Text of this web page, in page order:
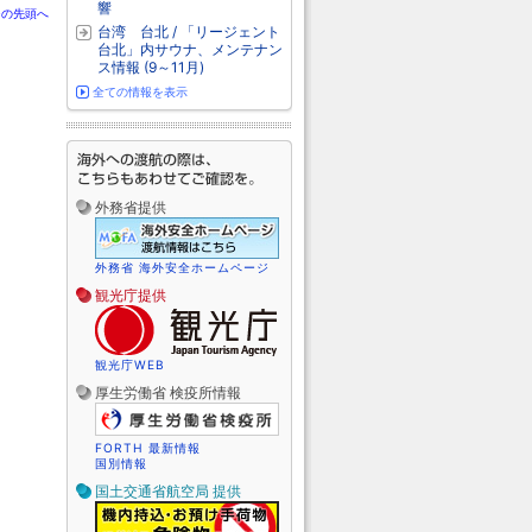
先頭へ
響
台湾 台北 / 「リージェント
台北」内サウナ、メンテナン
ス情報 (9～11月)
全ての情報を表示
外務省提供
外務省 海外安全ホームページ
観光庁提供
観光庁WEB
厚生労働省 検疫所情報
FORTH 最新情報
国別情報
国土交通省航空局 提供